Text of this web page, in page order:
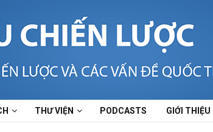
THƯ VIỆN PODCASTS GIỚI THIỆU